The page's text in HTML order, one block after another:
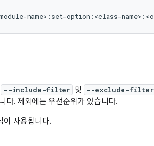
--include-filter 및 --exclude-filter
다. 제외에는 우선순위가 있습니다.
이 사용됩니다.